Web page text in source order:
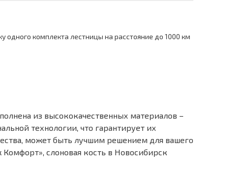
комплекта лестницы на расстояние до 1000 км
из высококачественных материалов –
технологии, что гарантирует их
может быть лучшим решением для вашего
слоновая кость в Новосибирск